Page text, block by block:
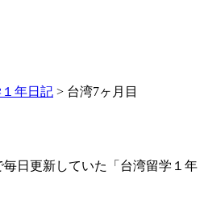
年日記 > 台湾7ヶ月目
毎日更新していた「台湾留学１年